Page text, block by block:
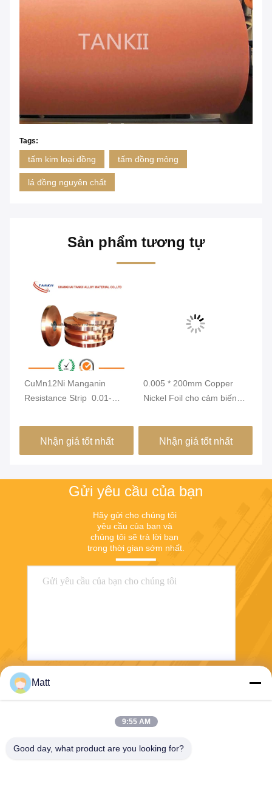
Tags:
tấm kim loại đồng tấm đồng mỏng
lá đồng nguyên chất
Sản phẩm tương tự
CuMn12Ni Manganin
Resistance Strip ️ 0.01-
kim với hệ số nhiệt độ thấp
cho Ammeter Shunt
Nhận giá tốt nhất
0.005 * 200mm Copper
Nickel Foil cho cảm biến
Nhận giá tốt nhất
Gửi yêu cầu của bạn
Hãy gửi cho chúng tôi
yêu cầu của bạn và
chúng tôi sẽ trả lời bạn
trong thời gian sớm nhất.
Matt
9:55 AM
Good day, what product are you looking for?